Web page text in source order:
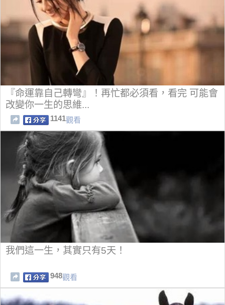
『命運靠自己轉彎』！再忙都必須看，看完 可能會
改變你一生的思維...
1141觀看
我們這一生，其實只有5天！
948觀看